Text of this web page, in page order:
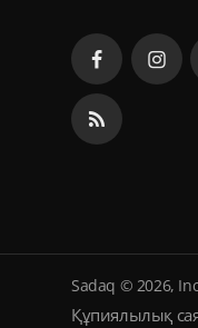
Sadaq © 2026,
Құпиялылық